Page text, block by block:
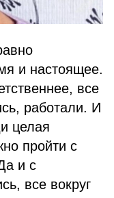
и настоящее.
все
работали. И
целая
пройти с
и с
все вокруг